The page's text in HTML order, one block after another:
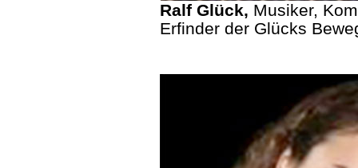
Ralf Glück, Musiker,
Erfinder der Glücks